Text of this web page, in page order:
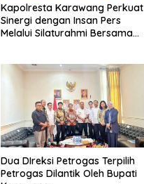
Kapolresta Karawang Perkuat
Sinergi dengan Insan Pers
Melalui Silaturahmi Bersama
Dua DIreksi Petrogas Terpilih
Petrogas Dilantik Oleh Bupati